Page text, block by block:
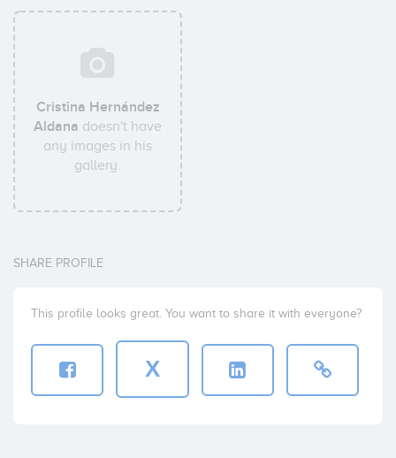
Cristina Hernández
Aldana doesn't have
any images in his
gallery.
SHARE PROFILE
This profile looks great. You want to share it with everyone?
X